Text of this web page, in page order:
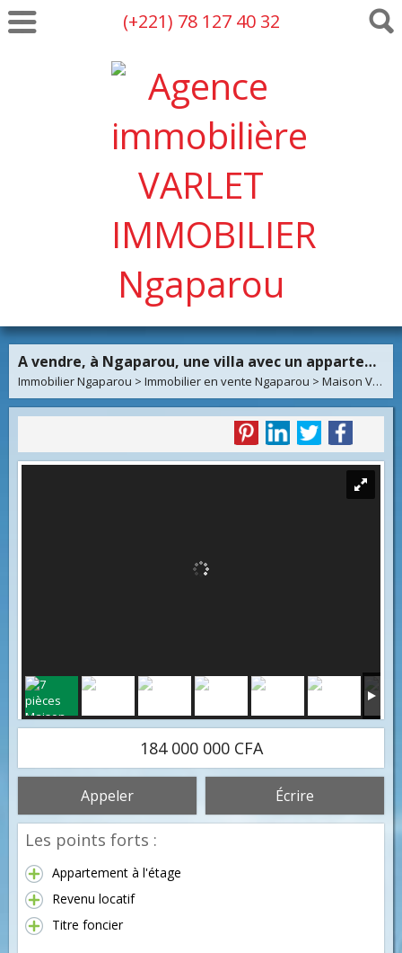
(+221) 78 127 40 32
A vendre, à Ngaparou, une villa avec un appartement indépendant sur un terrain de 540 m2
Immobilier Ngaparou > Immobilier en vente Ngaparou > Maison Villa en vente Ngaparou
184 000 000 CFA
Appeler Écrire
Les points forts :
Appartement à l'étage
Revenu locatif
Titre foncier